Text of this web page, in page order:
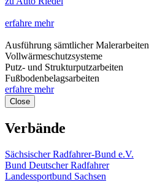
erfahre mehr
Ausführung sämtlicher Malerarbeiten
Vollwärmeschutzsysteme
Putz- und Strukturputzarbeiten
Fußbodenbelagsarbeiten
erfahre mehr
Close
Verbände
Sächsischer Radfahrer-Bund e.V.
Bund Deutscher Radfahrer
Landessportbund Sachsen